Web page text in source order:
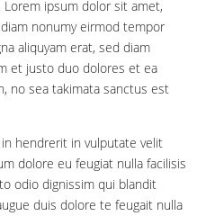
ipsum dolor sit amet,
nonumy eirmod tempor
aliquyam erat, sed diam
et justo duo dolores et ea
no sea takimata sanctus est
hendrerit in vulputate velit
dolore eu feugiat nulla facilisis
odio dignissim qui blandit
duis dolore te feugait nulla